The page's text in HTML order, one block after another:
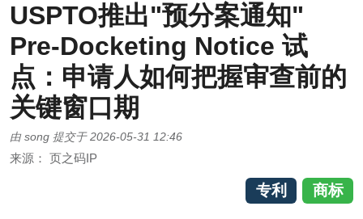
USPTO推出"预分案通知"
Pre-Docketing Notice 试
点：申请人如何把握审查前的
关键窗口期
由 song 提交于 2026-05-31 12:46
来源： 页之码IP
专利 商标